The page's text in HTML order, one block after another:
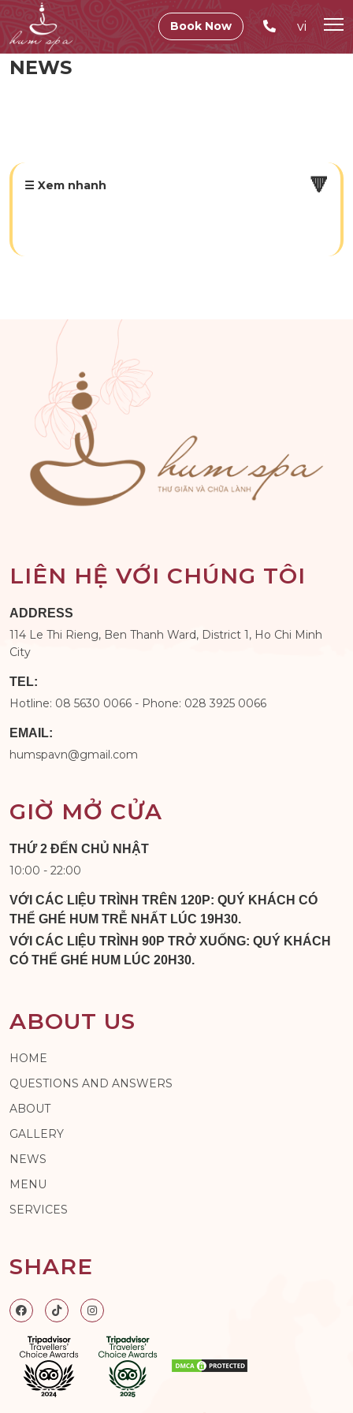
Book Now vi
NEWS
☰ Xem nhanh 🔻
LIÊN HỆ VỚI CHÚNG TÔI
ADDRESS
114 Le Thi Rieng, Ben Thanh Ward, District 1, Ho Chi Minh
City
TEL:
Hotline: 08 5630 0066 - Phone: 028 3925 0066
EMAIL:
humspavn@gmail.com
GIỜ MỞ CỬA
THỨ 2 ĐẾN CHỦ NHẬT
10:00 - 22:00
VỚI CÁC LIỆU TRÌNH TRÊN 120P: QUÝ KHÁCH CÓ
THỂ GHÉ HUM TRỄ NHẤT LÚC 19H30.
VỚI CÁC LIỆU TRÌNH 90P TRỞ XUỐNG: QUÝ KHÁCH
CÓ THỂ GHÉ HUM LÚC 20H30.
ABOUT US
HOME
QUESTIONS AND ANSWERS
ABOUT
GALLERY
NEWS
MENU
SERVICES
SHARE